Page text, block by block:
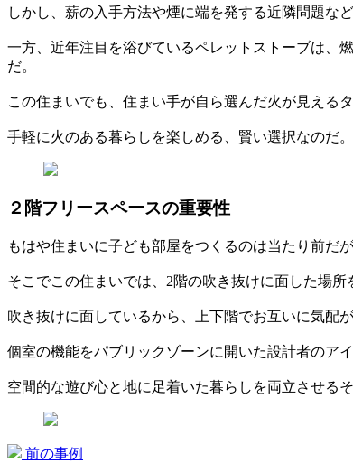
しかし、薪の入手方法や煙に端を発する近隣問題な
一方、近年注目を浴びているペレットストーブは、
だ。
この住まいでも、住まい手が自ら選んだ火が見える
手軽に火のある暮らしを楽しめる、賢い選択なのだ。
２階フリースペースの重要性
もはや住まいに子ども部屋をつくるのは当たり前だ
そこでこの住まいでは、2階の吹き抜けに面した場
吹き抜けに面しているから、上下階でお互いに気配
個室の機能をパブリックゾーンに開いた設計者のア
空間的な遊び心と地に足着いた暮らしを両立させる
前の事例